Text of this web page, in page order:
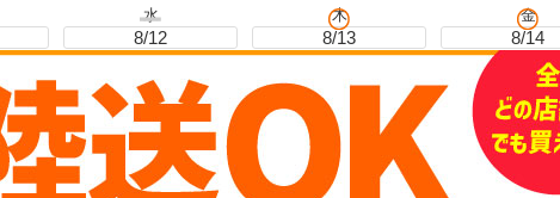
水
8/12
木
8/13
金
8/14